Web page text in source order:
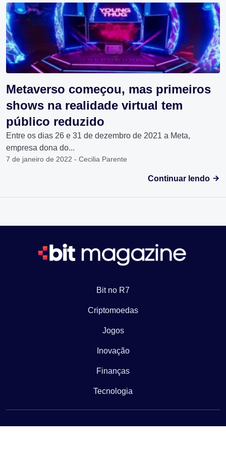
Metaverso começou, mas primeiros
shows na realidade virtual tem
público reduzido
Entre os dias 26 e 31 de dezembro de 2021 a Meta,
empresa dona do...
7 de janeiro de 2022 - Cecilia Parente
Continuar lendo
Bit no R7
Criptomoedas
Jogos
Inovação
Finanças
Tecnologia